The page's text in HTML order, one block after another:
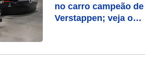
no carro campeão de
Verstappen; veja o